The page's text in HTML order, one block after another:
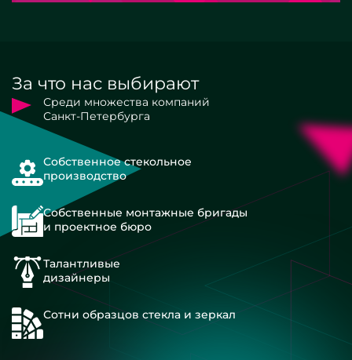
За что нас выбирают
Среди множества компаний
Санкт-Петербурга
Собственное стекольное
производство
Собственные монтажные бригады
и проектное бюро
Талантливые
дизайнеры
Сотни образцов стекла и зеркал